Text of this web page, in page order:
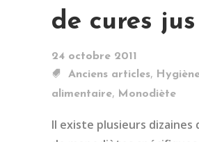
de cures jus
24 octobre 2011
Anciens articles,
alimentaire, Monodiète
Il existe plusieurs dizaines